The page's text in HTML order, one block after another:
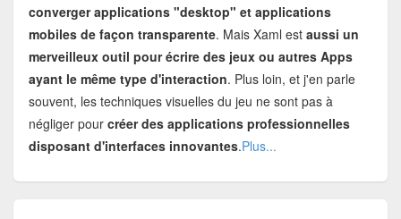
converger applications "desktop" et applications
mobiles de façon transparente. Mais Xaml est aussi un
merveilleux outil pour écrire des jeux ou autres Apps
ayant le même type d'interaction. Plus loin, et j'en parle
souvent, les techniques visuelles du jeu ne sont pas à
négliger pour créer des applications professionnelles
disposant d'interfaces innovantes.Plus...